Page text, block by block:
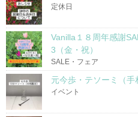
定休日
Vanilla１８周年感謝
3（金・祝）
SALE・フェア
元今歩・テソーミ（
イベント